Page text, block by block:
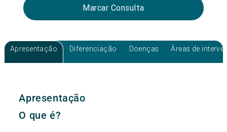
Marcar Consulta
Apresentação Diferenciação Doenças Áreas de
Apresentação
O que é?